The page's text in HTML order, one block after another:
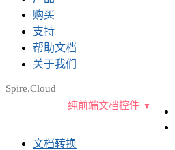
购买
支持
帮助文档
关于我们
Spire.Cloud
纯前端文档控件
文档转换